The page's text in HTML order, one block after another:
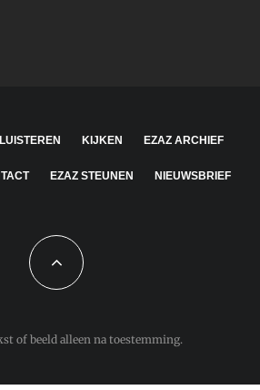
LUISTEREN KIJKEN EZAZ ARCHIEF
EZAZ STEUNEN NIEUWSBRIEF
of beeld alleen na toestemming.